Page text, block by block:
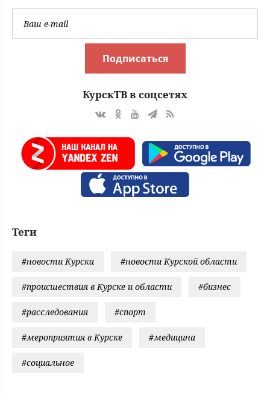
Подписаться
КурскТВ в соцсетях
Теги
#новости Курска #новости Курской области
#происшествия в Курске и области #бизнес
#расследования #спорт
#мероприятия в Курске #медицина
#социальное